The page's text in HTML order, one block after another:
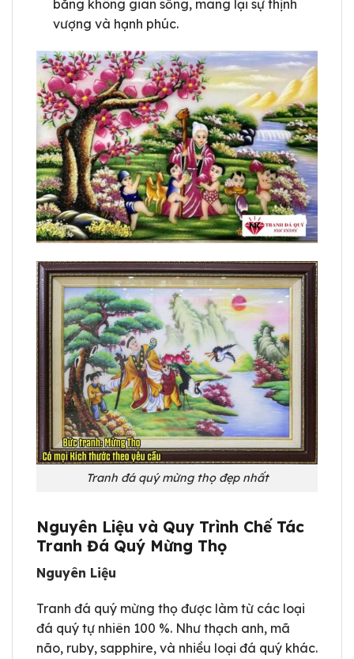
bằng không gian sống, mang lại sự thịnh
vượng và hạnh phúc.
Tranh đá quý mừng thọ đẹp nhất
Nguyên Liệu và Quy Trình Chế Tác
Tranh Đá Quý Mừng Thọ
Nguyên Liệu
Tranh đá quý mừng thọ được làm từ các loại
đá quý tự nhiên 100 %. Như thạch anh, mã
não, ruby, sapphire, và nhiều loại đá quý khác.